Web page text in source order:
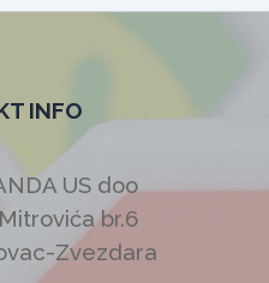
INFO
US doo
br.6
Zvezdara